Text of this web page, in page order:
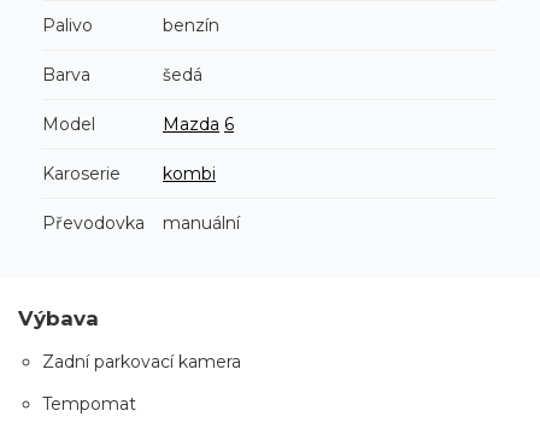
Palivo benzín
Barva šedá
Model Mazda 6
Karoserie kombi
Převodovka manuální
Výbava
Zadní parkovací kamera
Tempomat